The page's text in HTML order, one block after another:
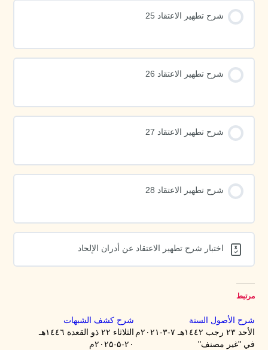
شرح تطهير الاعتقاد 25
شرح تطهير الاعتقاد 26
شرح تطهير الاعتقاد 27
شرح تطهير الاعتقاد 28
اختبار شرح تطهير الاعتقاد عن أدران الإلحاد
مرتبط
شرح الأصول الستة
الأحد ۲۳ رجب ۱٤٤۲هـ ۷-۳-۲۰۲۱م
في "غير مصنف"
شرح كشف الشبهات
الثلاثاء ۲۲ ذو القعدة ۱٤٤٦هـ
۲۰-۵-۲۰۲۵م